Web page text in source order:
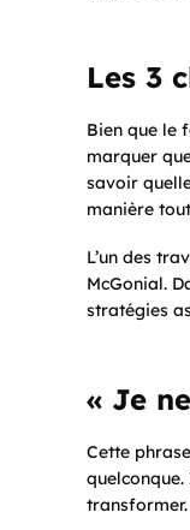
Les 3
Bien que le
marquer
savoir
manière
L’un des
McGonial.
stratégies
« Je
Cette
transformer.